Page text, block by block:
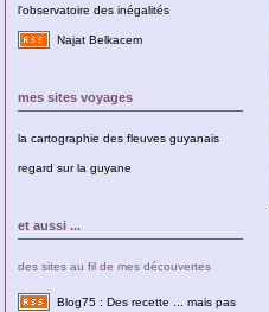
l'observatoire des inégalités
Najat Belkacem
mes sites voyages
la cartographie des fleuves guyanais
regard sur la guyane
et aussi ...
des sites au fil de mes découvertes
Blog75 : Des recette ... mais pas